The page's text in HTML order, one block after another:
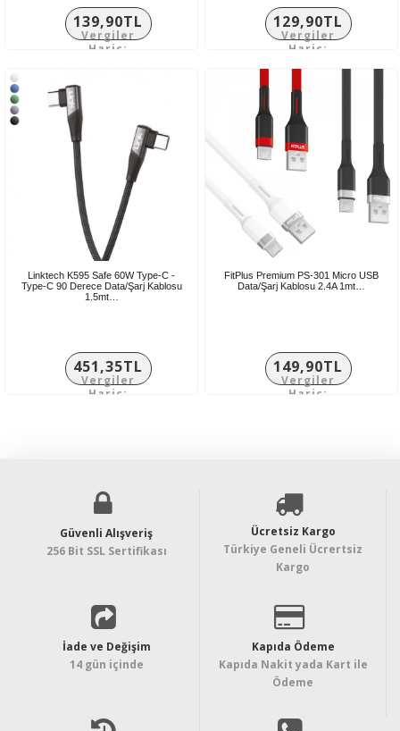
139,90TL
Vergiler
Hariç:
129,90TL
Vergiler
Hariç:
Linktech K595 Safe 60W Type-C -
Type-C 90 Derece Data/Şarj Kablosu
1.5mt…
451,35TL
Vergiler
Hariç:
FitPlus Premium PS-301 Micro USB
Data/Şarj Kablosu 2.4A 1mt…
149,90TL
Vergiler
Hariç:
Güvenli Alışveriş
256 Bit SSL Sertifikası
Ücretsiz Kargo
Türkiye Geneli Ücrertsiz
Kargo
İade ve Değişim
14 gün içinde
Kapıda Ödeme
Kapıda Nakit yada Kart ile
Ödeme